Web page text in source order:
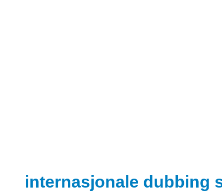
internasjonale dubbing